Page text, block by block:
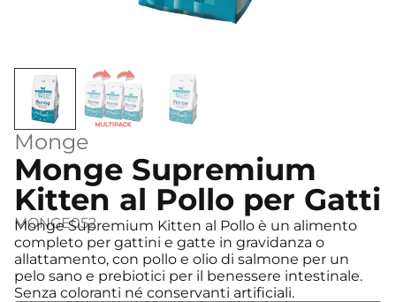
Monge
Monge Supremium
Kitten al Pollo per Gatti
MONGE052
Monge Supremium Kitten al Pollo è un alimento
completo per gattini e gatte in gravidanza o
allattamento, con pollo e olio di salmone per un
pelo sano e prebiotici per il benessere intestinale.
Senza coloranti né conservanti artificiali.